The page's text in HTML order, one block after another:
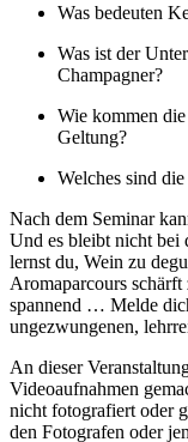
Was bedeuten
Was ist der
Champagner?
Wie kommen
Geltung?
Welches sind
Nach dem Seminar
Und es bleibt nicht bei
lernst du, Wein zu
Aromaparcours
spannend … Melde
ungezwungenen,
An dieser
Videoaufnahmen
nicht fotografiert oder
den Fotografen oder